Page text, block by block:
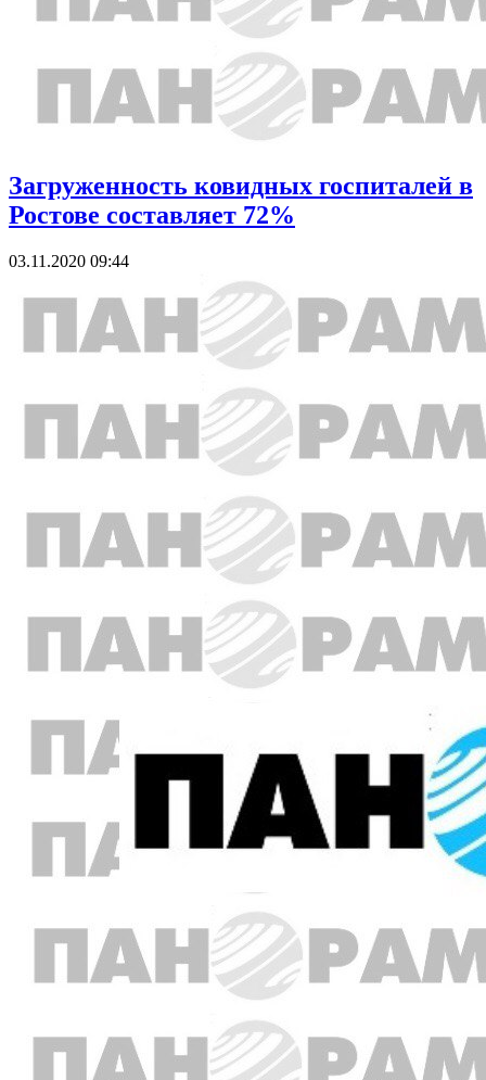
Загруженность ковидных госпиталей в
Ростове составляет 72%
03.11.2020 09:44